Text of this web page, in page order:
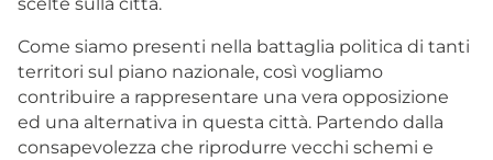
Come siamo presenti nella battaglia politica di tanti
territori sul piano nazionale, così vogliamo
contribuire a rappresentare una vera opposizione
ed una alternativa in questa città. Partendo dalla
consapevolezza che riprodurre vecchi schemi e